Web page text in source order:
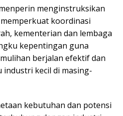
menginstruksikan
koordinasi
kementerian dan lembaga
kepentingan guna
berjalan efektif dan
kecil di masing-
kebutuhan dan potensi